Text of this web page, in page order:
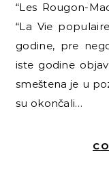
“Les Rougon-
“La Vie
godine, pre
iste godine
smeštena je u
su okončali…